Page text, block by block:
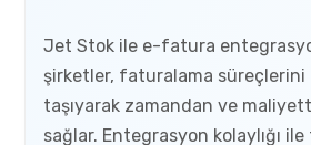
Jet Stok ile e-fatura
şirketler, faturalama
taşıyarak zamandan ve
sağlar. Entegrasyon kolaylığı